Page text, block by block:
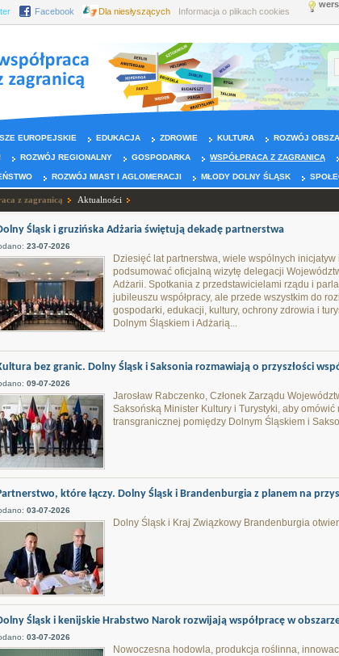
Facebook Dla niesłyszących Informacja o plikach cookies
EUROPEJSKIE EDUKACJA ZDROWIE KULTURA ROZWÓJ
ROZWÓJ REGIONALNY GOSPODARKA WSPÓŁPRACA Z ZAGRANICĄ
ROZWÓJ MIAST I AGLOMERACJI MŁODY DOLNY ŚLĄSK
z zagranicą Aktualności
Śląsk i gruzińska Adżaria świętują dekadę partnerstwa
23-07-2026
Dziesięć lat partnerstwa, wiele wspólnych
podsumować oficjalną wizytę delegacji
Adżarii. Spotkania z przedstawicielami rządu i
jubileuszu współpracy, ale przede wszystkim do
gospodarki, edukacji, kultury, ochrony zdrowia i
Dolnym Śląskiem i Adżarią...
bez granic. Dolny Śląsk i Saksonia rozmawiają o przyszłości
09-07-2026
Jarosław Rabczenko, Członek Zarządu
Saksońską Minister Kultury i Turystyki, aby
transgranicznej pomiędzy Dolnym Śląskiem i
które łączy. Dolny Śląsk i Brandenburgia z planem na
03-07-2026
Dolny Śląsk i Kraj Związkowy Brandenburgia
Śląsk i kenijskie Hrabstwo Narok rozwijają współpracę w
03-07-2026
Nowoczesna hodowla, produkcja roślinna,